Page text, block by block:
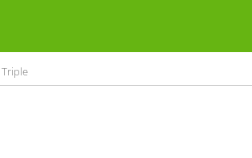
Triple